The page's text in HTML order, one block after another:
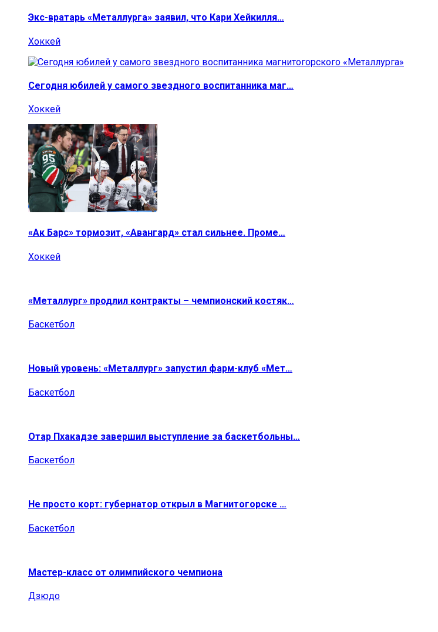
Экс-вратарь «Металлурга» заявил, что Кари Хейкилля…
Хоккей
Сегодня юбилей у самого звездного воспитанника маг…
Хоккей
«Ак Барс» тормозит, «Авангард» стал сильнее. Проме…
Хоккей
«Металлург» продлил контракты – чемпионский костяк…
Баскетбол
Новый уровень: «Металлург» запустил фарм-клуб «Мет…
Баскетбол
Отар Пхакадзе завершил выступление за баскетбольны…
Баскетбол
Не просто корт: губернатор открыл в Магнитогорске …
Баскетбол
Мастер-класс от олимпийского чемпиона
Дзюдо